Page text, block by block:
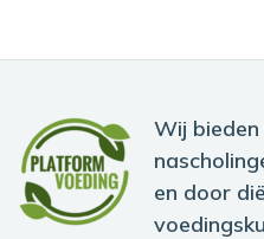
Wij
en door